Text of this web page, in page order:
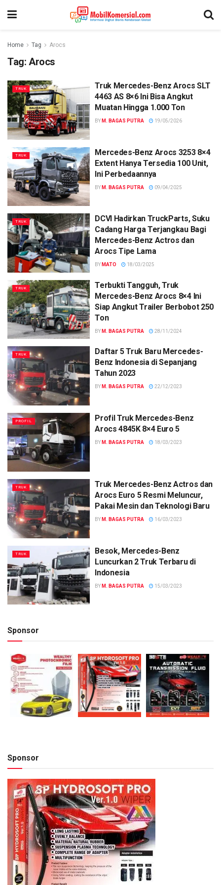
Home Tag Arocs
Tag: Arocs
TRUK
Truk Mercedes-Benz Arocs SLT
4463 AS 8×6 Ini Bisa Angkut
Muatan Hingga 1.000 Ton
BY M. BAGAS PUTRA 19/05/2026
TRUK
Mercedes-Benz Arocs 3253 8×4
Extent Hanya Tersedia 100 Unit,
Ini Perbedaannya
BY M. BAGAS PUTRA 09/04/2025
TRUK
DCVI Hadirkan TruckParts, Suku
Cadang Harga Terjangkau Bagi
Mercedes-Benz Actros dan
Arocs Tipe Lama
BY MATO 18/03/2025
TRUK
Terbukti Tangguh, Truk
Mercedes-Benz Arocs 8×4 Ini
Siap Angkut Trailer Berbobot 250
Ton
BY M. BAGAS PUTRA 28/11/2024
TRUK
Daftar 5 Truk Baru Mercedes-
Benz Indonesia di Sepanjang
Tahun 2023
BY M. BAGAS PUTRA 22/12/2023
PROFIL
Profil Truk Mercedes-Benz
Arocs 4845K 8×4 Euro 5
BY M. BAGAS PUTRA 18/03/2023
TRUK
Truk Mercedes-Benz Actros dan
Arocs Euro 5 Resmi Meluncur,
Pakai Mesin dan Teknologi Baru
BY M. BAGAS PUTRA 16/03/2023
TRUK
Besok, Mercedes-Benz
Luncurkan 2 Truk Terbaru di
Indonesia
BY M. BAGAS PUTRA 15/03/2023
Sponsor
Sponsor